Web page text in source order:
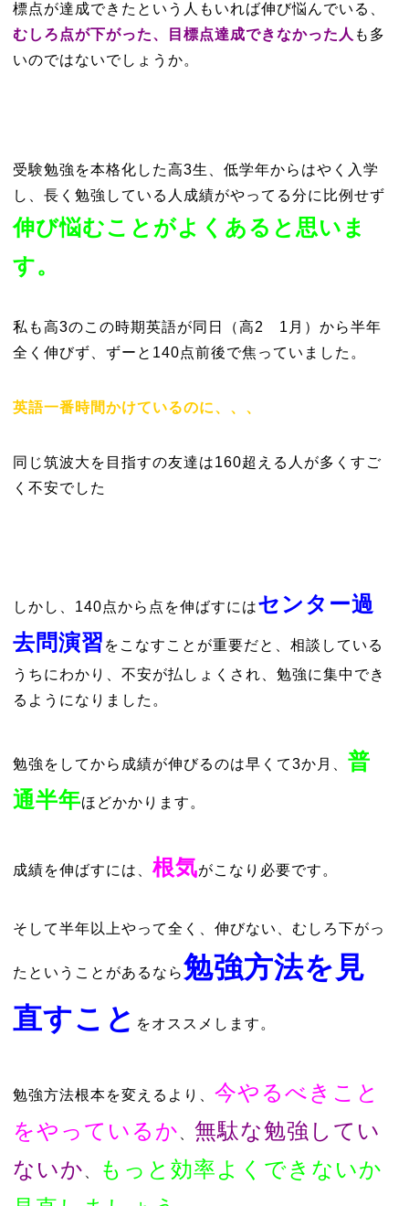
標点が達成できたという人もいれば伸び悩んでいる、
むしろ点が下がった、目標点達成できなかった人 も多
いのではないでしょうか。
受験勉強を本格化した高3生、低学年からはやく入学
し、長く勉強している人成績がやってる分に比例せず
伸び悩むことがよくあると思いま
す。
私も高3のこの時期英語が同日（高2 1月）から半年
全く伸びず、ずーと140点前後で焦っていました。
英語一番時間かけているのに、、、
同じ筑波大を目指すの友達は160超える人が多くすご
く不安でした
しかし、140点から点を伸ばすにはセンター過
去問演習 をこなすことが重要だと、相談している
うちにわかり、不安が払しょくされ、勉強に集中でき
るようになりました。
勉強をしてから成績が伸びるのは早くて3か月、 普
通半年ほどかかります。
成績を伸ばすには、 根気がこなり必要です。
そして半年以上やって全く、伸びない、むしろ下がっ
たということがあるなら勉強方法を見
直すこと をオススメします。
勉強方法根本を変えるより、 今やるべきこと
をやっているか
無駄な勉強してい
ないか
もっと効率よくできないか